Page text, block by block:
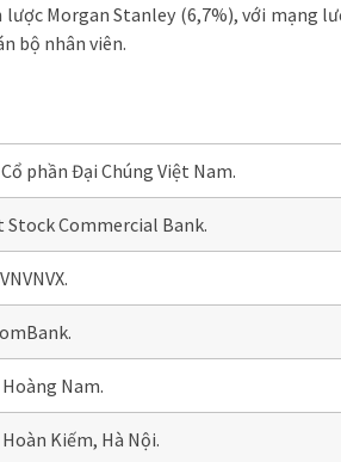
Morgan Stanley (6,7%), với mạng
bộ nhân viên.
phần Đại Chúng Việt Nam.
Commercial Bank.
Nam.
Kiếm, Hà Nội.